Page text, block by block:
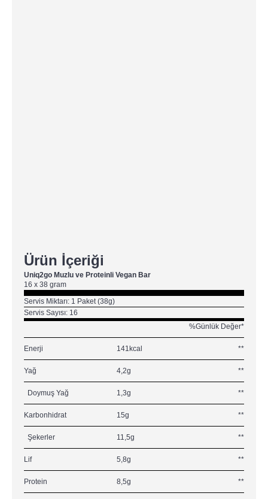
Ürün İçeriği
Uniq2go Muzlu ve Proteinli Vegan Bar
16 x 38 gram
Servis Miktarı: 1 Paket (38g)
Servis Sayısı: 16
%Günlük Değer*
Enerji 141kcal **
Yağ 4,2g **
Doymuş Yağ 1,3g **
Karbonhidrat 15g **
Şekerler 11,5g **
Lif 5,8g **
Protein 8,5g **